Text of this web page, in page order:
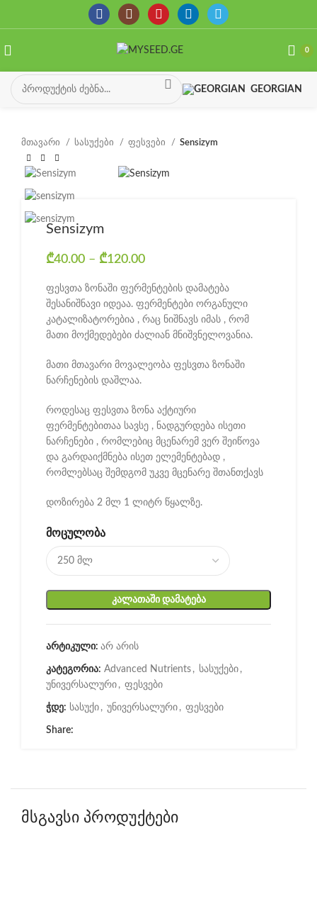
0
GEORGIAN
მთავარი სასუქები ფესვები Sensizym
Sensizym
₾40.00 – ₾120.00
ფესვთა ზონაში ფერმენტების დამატება
შესანიშნავი იდეაა. ფერმენტები ორგანული
კატალიზატორებია , რაც ნიშნავს იმას , რომ
მათი მოქმედებები ძალიან მნიშვნელოვანია.
მათი მთავარი მოვალეობა ფესვთა ზონაში
ნარჩენების დაშლაა.
როდესაც ფესვთა ზონა აქტიური
ფერმენტებითაა სავსე , ნადგურდება ისეთი
ნარჩენები , რომლებიც მცენარემ ვერ შეიწოვა
და გარდაიქმნება ისეთ ელემენტებად ,
რომლებსაც შემდგომ უკვე მცენარე შთანთქავს
დოზირება 2 მლ 1 ლიტრ წყალზე.
ᲛᲝᲪᲣᲚᲝᲑᲐ
ᲙᲐᲚᲐᲗᲐᲨᲘ ᲓᲐᲛᲐᲢᲔᲑᲐ
არტიკული: არ არის
კატეგორია: Advanced Nutrients , სასუქები ,
უნივერსალური , ფესვები
ჭდე: სასუქი , უნივერსალური , ფესვები
Share:
მსგავსი პროდუქტები